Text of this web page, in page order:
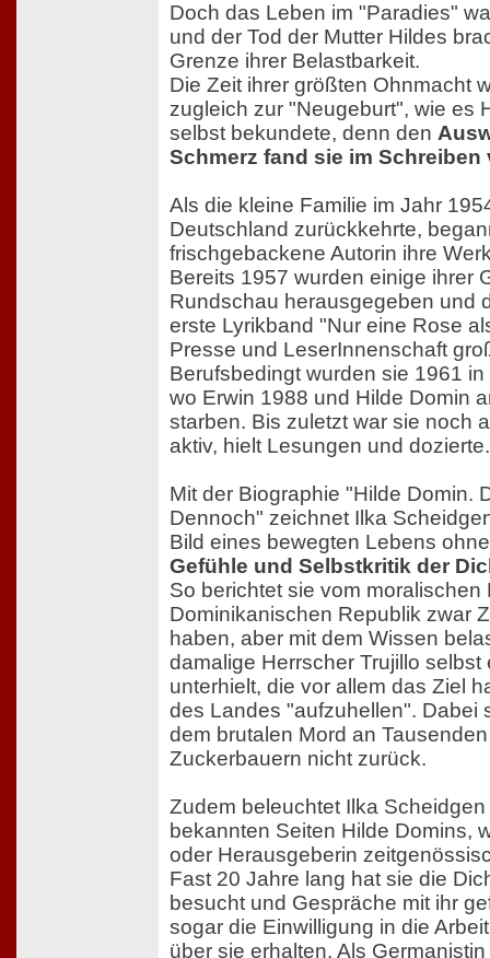
Doch das Leben im "Paradies"
und der Tod der Mutter Hildes
Grenze ihrer Belastbarkeit.
Die Zeit ihrer größten Ohnmacht
zugleich zur "Neugeburt", wie es
selbst bekundete, denn den
Schmerz fand sie im Schreiben
Als die kleine Familie im Jahr
Deutschland zurückkehrte,
frischgebackene Autorin ihre
Bereits 1957 wurden einige ihrer
Rundschau herausgegeben und
erste Lyrikband "Nur eine Rose
Presse und LeserInnenschaft
Berufsbedingt wurden sie 1961
wo Erwin 1988 und Hilde Domin
starben. Bis zuletzt war sie noch
aktiv, hielt Lesungen und dozierte.
Mit der Biographie "Hilde Domin.
Dennoch" zeichnet Ilka
Bild eines bewegten Lebens
Gefühle und Selbstkritik der
So berichtet sie vom moralischen
Dominikanischen Republik zwar
haben, aber mit dem Wissen
damalige Herrscher Trujillo selbst
unterhielt, die vor allem das Ziel
des Landes "aufzuhellen". Dabei
dem brutalen Mord an
Zuckerbauern nicht zurück.
Zudem beleuchtet Ilka
bekannten Seiten Hilde Domins,
oder Herausgeberin
Fast 20 Jahre lang hat sie die
besucht und Gespräche mit ihr
sogar die Einwilligung in die
über sie erhalten. Als